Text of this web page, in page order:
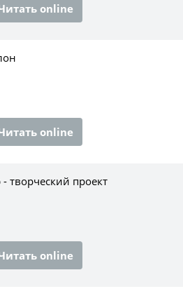
online
online
творческий проект
online